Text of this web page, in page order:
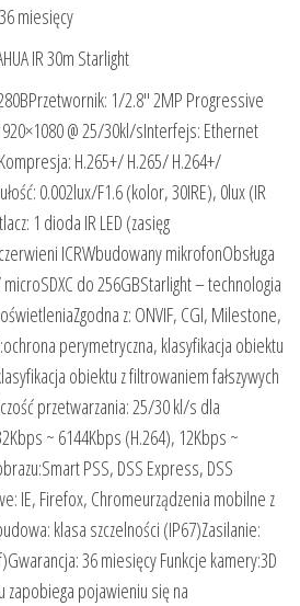
miesięcy
IR 30m Starlight
1/2.8″ 2MP Progressive
@ 25/30kl/sInterfejs: Ethernet
H.265+/ H.265/ H.264+/
0.002lux/F1.6 (kolor, 30IRE), 0lux (IR
1 dioda IR LED (zasięg
ICRWbudowany mikrofonObsługa
do 256GBStarlight – technologia
z: ONVIF, CGI, Milestone,
perymetryczna, klasyfikacja obiektu
obiektu z filtrowaniem fałszywych
przetwarzania: 25/30 kl/s dla
~ 6144Kbps (H.264), 12Kbps ~
PSS, DSS Express, DSS
IE, Firefox, Chromeurządzenia mobilne z
klasa szczelności (IP67)Zasilanie:
36 miesięcy Funkcje kamery:3D
zapobiega pojawieniu się na